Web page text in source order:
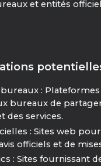
et entités
: Plateformes
bureaux de
des services.
: Sites web
officiels et de
: Sites fournissant